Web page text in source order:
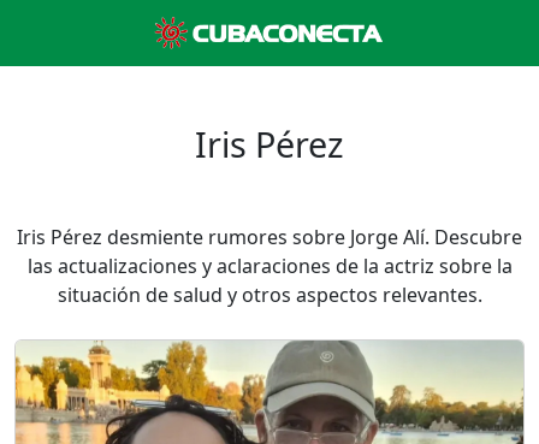
Iris Pérez
Iris Pérez desmiente rumores sobre Jorge Alí. Descubre
las actualizaciones y aclaraciones de la actriz sobre la
situación de salud y otros aspectos relevantes.